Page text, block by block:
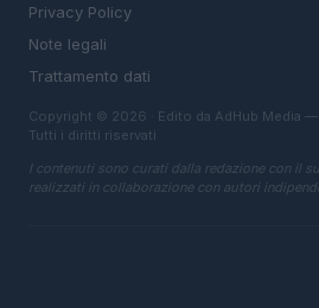
Privacy Policy
Note legali
Trattamento dati
Copyright © 2026 · Edito da AdHub Media —
Tutti i diritti riservati
I contenuti sono curati dalla redazione con il
realizzati in collaborazione con autori